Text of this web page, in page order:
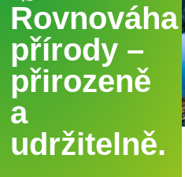
Rovnováha
přírody –
přirozeně
a
udržitelně.